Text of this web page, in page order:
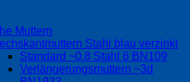
Muttern
Stahl blau verzinkt
Standard ~0.8 Stahl 6 BN109
Verlängerungsmuttern ~3d